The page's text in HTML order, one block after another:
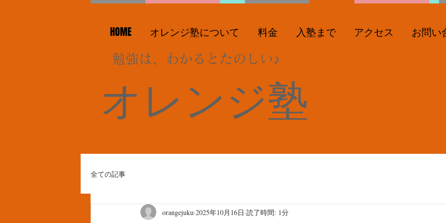
HOME オレンジ塾について 料金 入塾まで アクセス お問い
勉強は、わかるとたのしい♪
オレンジ塾
全ての記事
orangejuku 2025年10月16日 読了時間: 1分